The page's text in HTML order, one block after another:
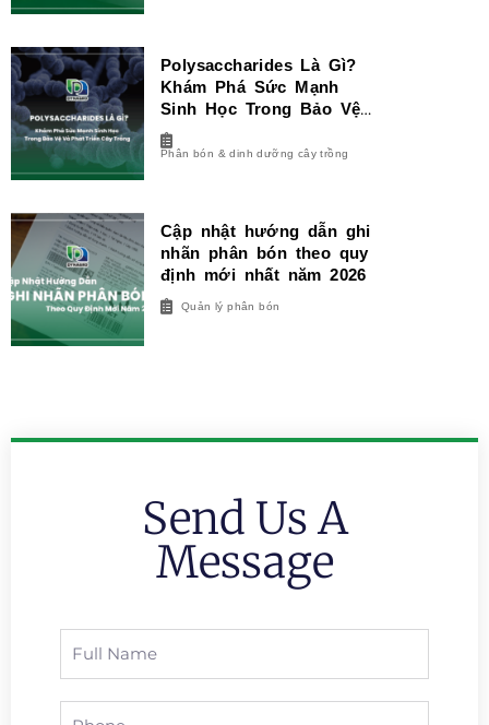
Polysaccharides Là Gì?
Khám Phá Sức Mạnh
Sinh Học Trong Bảo Vệ
Và Phát Triển Cây Trồng
Phân bón & dinh dưỡng cây trồng
Cập nhật hướng dẫn ghi
nhãn phân bón theo quy
định mới nhất năm 2026
Quản lý phân bón
Send Us A
Message